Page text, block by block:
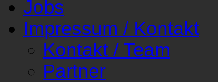
Jobs
Impressum / Kontakt
Kontakt / Team
Partner